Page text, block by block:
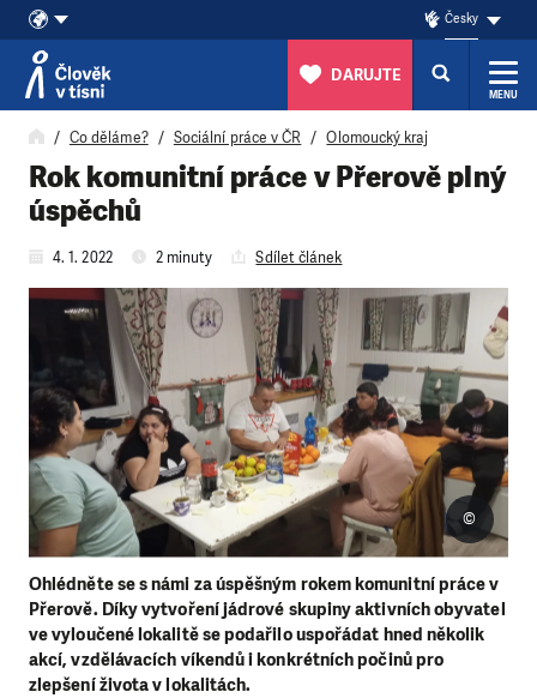
Přeskočit na obsah
Česky
DARUJTE
MENU
Co děláme? Sociální práce v ČR Olomoucký kraj
Rok komunitní práce v Přerově plný
úspěchů
4. 1. 2022 2 minuty Sdílet článek
Ohlédněte se s námi za úspěšným rokem komunitní práce v
Přerově. Díky vytvoření jádrové skupiny aktivních obyvatel
ve vyloučené lokalitě se podařilo uspořádat hned několik
akcí, vzdělávacích víkendů i konkrétních počinů pro
zlepšení života v lokalitách.
©